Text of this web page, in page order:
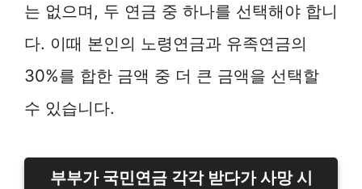
는 없으며, 두 연금 중 하나를 선택해야 합니
다. 이때 본인의 노령연금과 유족연금의
30%를 합한 금액 중 더 큰 금액을 선택할
수 있습니다.
부부가 국민연금 각각 받다가 사망 시